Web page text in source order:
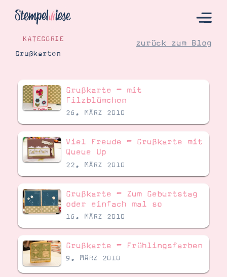
Hier Starten
Katalog
Bestellen
Demonstrator werden
Blog
Gutscheine
Produkte erklärt
Über mich
KATEGORIE
Grußkarten
zurück zum Blog
Grußkarte – mit
Filzblümchen
26. MÄRZ 2010
Viel Freude – Grußkarte mit
Queue Up
22. MÄRZ 2010
Grußkarte – Zum Geburtstag
oder einfach mal so
16. MÄRZ 2010
Grußkarte – Frühlingsfarben
9. MÄRZ 2010